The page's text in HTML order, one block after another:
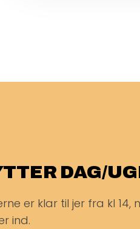
DAG/
er klar til jer fra kl
ind.